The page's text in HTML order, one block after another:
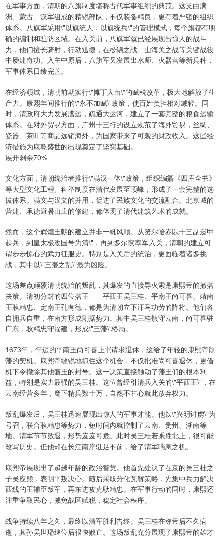
在军事方面，清朝的八旗制度堪称古代军事组织的典范。这支由满
洲、蒙古、汉军组成的精锐部队，不仅装备精良，更有着严密的组织
体系。八旗军采用\"以旗统人，以旗统兵\"的管理模式，每个旗都有明
确的编制和驻防区域。在入关前，八旗军就已经展现出惊人的战斗
力，他们擅长骑射，行动迅捷，在松锦之战、山海关之战等关键战役
中屡建奇功。入主中原后，八旗军又发展出水师、火器营等新兵种，
军事体系日臻完善。
在经济领域，清朝前期实行\"摊丁入亩\"的赋税改革，极大地解放了生
产力。康熙年间推行的\"永不加赋\"政策，使百姓负担相对减轻。同
时，清政府大力发展漕运，疏通大运河，建立了一套完整的粮食运输
体系。在对外贸易方面，广州十三行的设立规范了海外贸易，丝绸、
瓷器、茶叶等商品远销海外，为国家带来了可观的财政收入。这些经
济措施为康乾盛世的出现奠定了坚实基础。
展开剩余70%
文化方面，清朝统治者推行\"满汉一体\"政策，组织编纂《四库全书》
等大型文化工程。科举制度在清代发展至顶峰，形成了一套完整的选
拔体系。满文与汉文的并用，促进了民族文化的交流融合。北京城的
营建、承德避暑山庄的修建，都体现了清代建筑艺术的成就。
然而，这个辉煌王朝的建立并非一帆风顺。从努尔哈赤以十三副遗甲
起兵，到皇太极改国号为清\"，再到多尔衮率军入关，清朝的建立可
谓步步惊心的武力征服史。特别是入关后的统治，更面临着诸多挑
战，其中以\"三藩之乱\"最为凶险。
这场差点颠覆清朝统治的叛乱，其爆发的直接导火索是康熙帝的撤藩
决策。清初分封的四位藩王——平西王吴三桂、平南王尚可喜、靖南
王耿精忠、定南王孔有德，都是为清朝立下汗马功劳的降将。他们各
自拥兵自重，在南方形成割据势力。其中吴三桂镇守云南，尚可喜驻
广东，耿精忠守福建，形成\"三藩\"格局。
1673年，年迈的平南王尚可喜上书请求退休，这给了年轻的康熙帝削
藩的契机。康熙帝敏锐地抓住这个机会，不仅批准尚可喜退休，更借
机下令撤除其他藩王的封号。这一决策直接触动了藩王们的根本利
益，特别是实力最强的吴三桂。这位曾经引清兵入关的\"平西王\"，在
云南经营多年，麾下精兵数十万，自然不甘心就此放弃权力。
叛乱爆发后，吴三桂迅速展现出惊人的军事才能。他以\"兴明讨虏\"为
号召，联合耿精忠等势力，短时间内就控制了云南、贵州、湖南等
地。清军节节败退，形势岌岌可危。此时吴三桂若乘胜北上，很可能
改写历史。但他却在长江南岸驻足不前，给了清军喘息之机。
康熙帝展现出了超越年龄的政治智慧。他首先处决了在京的吴三桂之
子吴应熊，表明平叛决心。随后采取分化瓦解策略，先集中兵力解决
西线的王辅臣叛军，再东进攻克耿精忠。在军事行动的同时，康熙还
注重争取民心，减免战区赋税，稳定社会秩序。
战争持续八年之久，最终以清军胜利告终。吴三桂在称帝后不久病
逝，其孙吴世璠继位后很快败亡。这场叛乱充分展现了康熙帝的雄才